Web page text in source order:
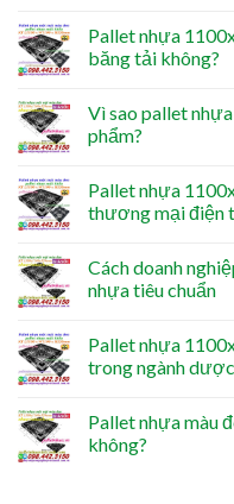
Pallet nhựa
băng tải không?
Vì sao pallet
phẩm?
Pallet nhựa
thương mại điện
Cách doanh
nhựa tiêu chuẩn
Pallet nhựa
trong ngành
Pallet nhựa màu
không?